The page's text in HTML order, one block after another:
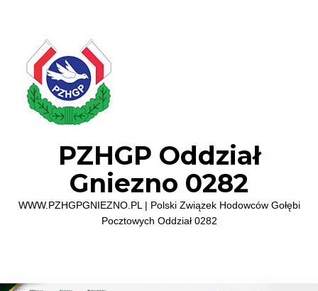
PZHGP Oddział
Gniezno 0282
WWW.PZHGPGNIEZNO.PL | Polski Związek Hodowców Gołębi
Pocztowych Oddział 0282